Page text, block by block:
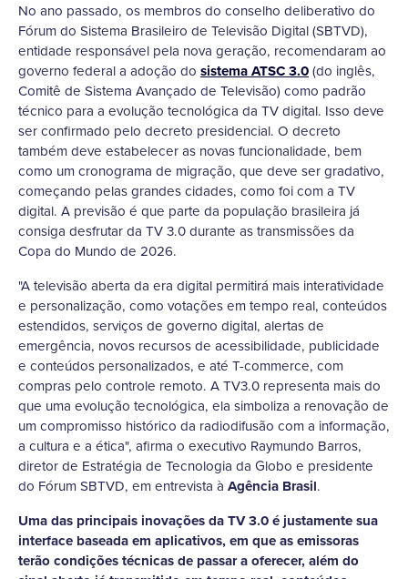
No ano passado, os membros do conselho deliberativo do
Fórum do Sistema Brasileiro de Televisão Digital (SBTVD),
entidade responsável pela nova geração, recomendaram ao
governo federal a adoção do sistema ATSC 3.0(do inglês,
Comitê de Sistema Avançado de Televisão) como padrão
técnico para a evolução tecnológica da TV digital. Isso deve
ser confirmado pelo decreto presidencial. O decreto
também deve estabelecer as novas funcionalidade, bem
como um cronograma de migração, que deve ser gradativo,
começando pelas grandes cidades, como foi com a TV
digital. A previsão é que parte da população brasileira já
consiga desfrutar da TV 3.0 durante as transmissões da
Copa do Mundo de 2026.
"A televisão aberta da era digital permitirá mais interatividade
e personalização, como votações em tempo real, conteúdos
estendidos, serviços de governo digital, alertas de
emergência, novos recursos de acessibilidade, publicidade
e conteúdos personalizados, e até T-commerce, com
compras pelo controle remoto. A TV3.0 representa mais do
que uma evolução tecnológica, ela simboliza a renovação de
um compromisso histórico da radiodifusão com a informação,
a cultura e a ética", afirma o executivo Raymundo Barros,
diretor de Estratégia de Tecnologia da Globo e presidente
do Fórum SBTVD, em entrevista à Agência Brasil.
Uma das principais inovações da TV 3.0 é justamente sua
interface baseada em aplicativos, em que as emissoras
terão condições técnicas de passar a oferecer, além do